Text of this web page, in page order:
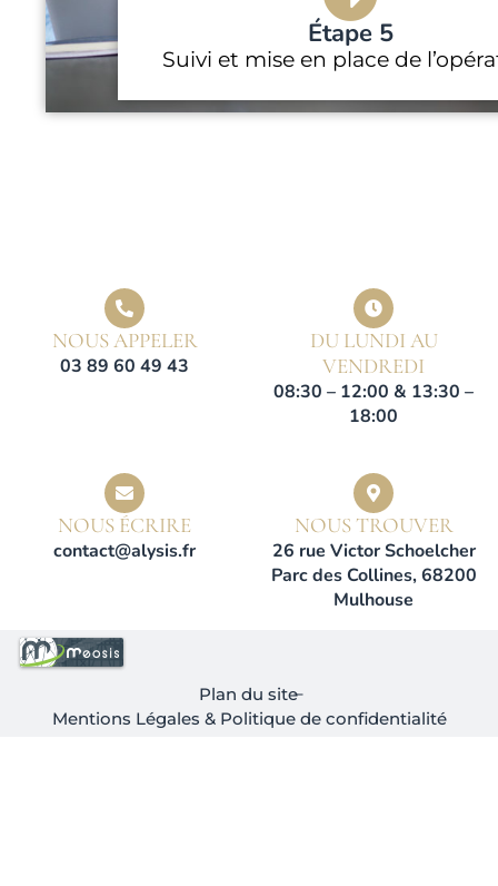
Étape 5
Suivi et mise en place de
NOUS APPELER
03 89 60 49 43
DU LUNDI AU
VENDREDI
08:30 – 12:00 & 13:30 –
18:00
NOUS ÉCRIRE
contact@alysis.fr
NOUS TROUVER
26 rue Victor Schoelcher
Parc des Collines, 68200
Mulhouse
Plan du site
Mentions Légales & Politique de confidentialité